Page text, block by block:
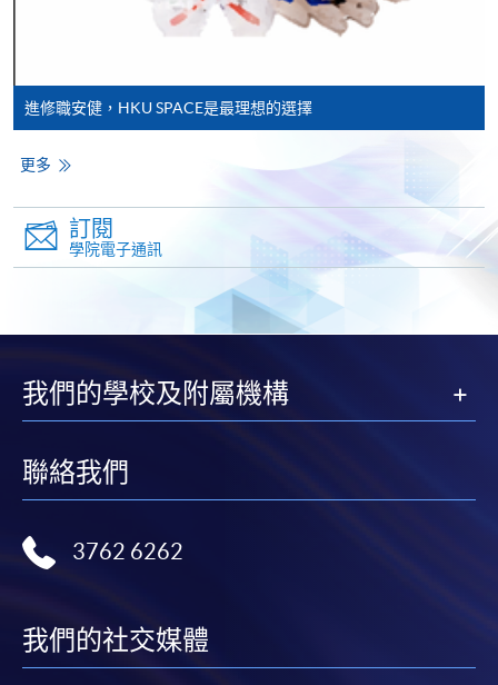
費以及所需證明文件呈交。
[
申請學歷頒授及專業課程可能需要其他資料，報名
表可向報名中心或有關課程負責人索取。填妥申請
表格後，請連同報名費/學費以及所需證明文件親
往報名中心或以郵遞方式遞交。
報讀同一學歷頒授課程內其他單元
用於一般學歷頒授課程。
(「通知」)，請填妥有關「通知」，並親往報名中
有關繳費詳情，請參閱
何疑問，請詳閱個別課程資料，或聯絡有關課程負責
進修職安健，HKU SPACE是最理想的選擇
更多
訂閱
學院電子通訊
我們的學校及附屬機構
聯絡我們
3762 6262
我們的社交媒體